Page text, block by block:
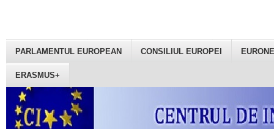
PARLAMENTUL EUROPEAN CONSILIUL EUROPEI
ERASMUS+